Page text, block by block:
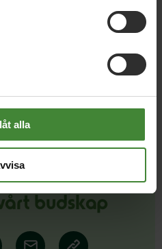
alla
och hjälp oss
budskap